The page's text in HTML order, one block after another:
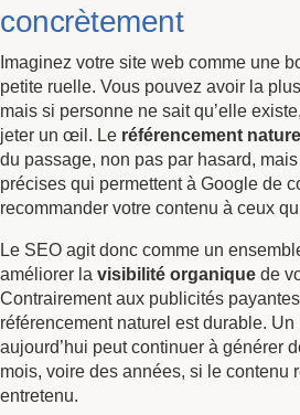
concrètement
Imaginez votre site web comme une
petite ruelle. Vous pouvez avoir la
mais si personne ne sait qu’elle
jeter un œil. Le référencement naturel
du passage, non pas par hasard,
précises qui permettent à Google de
recommander votre contenu à ceux
Le SEO agit donc comme un
améliorer la visibilité organique de
Contrairement aux publicités
référencement naturel est durable.
aujourd’hui peut continuer à générer
mois, voire des années, si le contenu
entretenu.